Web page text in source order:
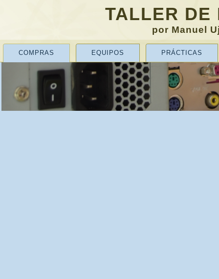
TALLER DE
por Manuel
COMPRAS EQUIPOS PRÁCTICAS